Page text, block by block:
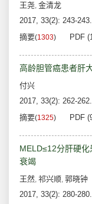
王尧, 金清龙
2017, 33(2): 243-243.
摘要(1303) PDF
高龄胆管癌患者肝
付兴
2017, 33(2): 262-262.
摘要(1325) PDF
MELD≤12分肝硬
衰竭
王然, 祁兴顺, 郭晓钟
2017, 33(2): 280-280.